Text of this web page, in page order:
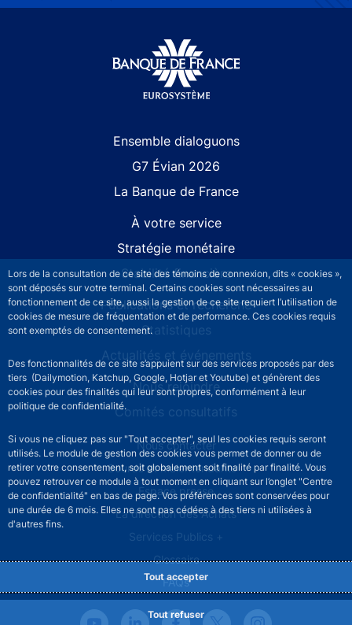
Lors de la consultation de ce site des témoins de connexion, dits « cookies »,
sont déposés sur votre terminal. Certains cookies sont nécessaires au
fonctionnement de ce site, aussi la gestion de ce site requiert l’utilisation de
cookies de mesure de fréquentation et de performance. Ces cookies requis
sont exemptés de consentement.
Des fonctionnalités de ce site s’appuient sur des services proposés par des
tiers (Dailymotion, Katchup, Google, Hotjar et Youtube) et génèrent des
cookies pour des finalités qui leur sont propres, conformément à leur
politique de confidentialité.
Si vous ne cliquez pas sur "Tout accepter", seul les cookies requis seront
utilisés. Le module de gestion des cookies vous permet de donner ou de
retirer votre consentement, soit globalement soit finalité par finalité. Vous
pouvez retrouver ce module à tout moment en cliquant sur l’onglet "Centre
de confidentialité" en bas de page. Vos préférences sont conservées pour
une durée de 6 mois. Elles ne sont pas cédées à des tiers ni utilisées à
d'autres fins.
Tout accepter
Tout refuser
Ensemble dialoguons
G7 Évian 2026
La Banque de France
À votre service
Stratégie monétaire
Stabilité financière
Publications et recherche
Statistiques
Actualités et événements
Nous rejoindre
Comités consultatifs
Footer secondary menuNous contacter
Sourds et malentendants
Espace presse
La direction des Achats
Services Publics +
Glossaire
FAQs